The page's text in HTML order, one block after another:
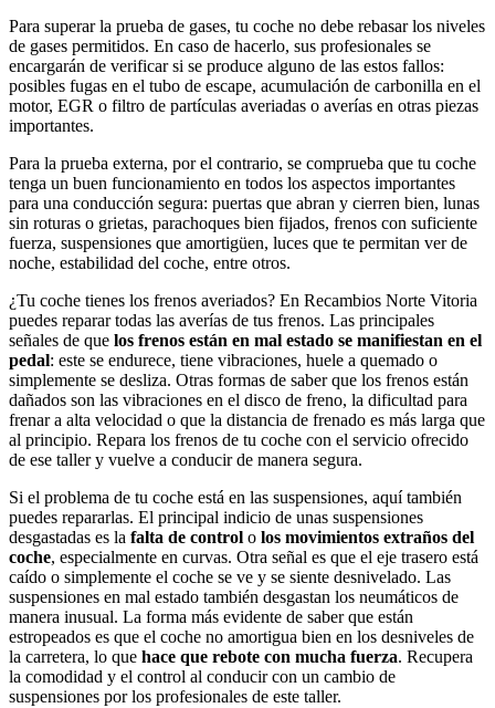
Para superar la prueba de gases, tu coche no debe rebasar los niveles
de gases permitidos. En caso de hacerlo, sus profesionales se
encargarán de verificar si se produce alguno de las estos fallos:
posibles fugas en el tubo de escape, acumulación de carbonilla en el
motor, EGR o filtro de partículas averiadas o averías en otras piezas
importantes.
Para la prueba externa, por el contrario, se comprueba que tu coche
tenga un buen funcionamiento en todos los aspectos importantes
para una conducción segura: puertas que abran y cierren bien, lunas
sin roturas o grietas, parachoques bien fijados, frenos con suficiente
fuerza, suspensiones que amortigüen, luces que te permitan ver de
noche, estabilidad del coche, entre otros.
¿Tu coche tienes los frenos averiados? En Recambios Norte Vitoria
puedes reparar todas las averías de tus frenos. Las principales
señales de que los frenos están en mal estado se manifiestan en el
pedal: este se endurece, tiene vibraciones, huele a quemado o
simplemente se desliza. Otras formas de saber que los frenos están
dañados son las vibraciones en el disco de freno, la dificultad para
frenar a alta velocidad o que la distancia de frenado es más larga que
al principio. Repara los frenos de tu coche con el servicio ofrecido
de ese taller y vuelve a conducir de manera segura.
Si el problema de tu coche está en las suspensiones, aquí también
puedes repararlas. El principal indicio de unas suspensiones
desgastadas es la falta de control o los movimientos extraños del
coche, especialmente en curvas. Otra señal es que el eje trasero está
caído o simplemente el coche se ve y se siente desnivelado. Las
suspensiones en mal estado también desgastan los neumáticos de
manera inusual. La forma más evidente de saber que están
estropeados es que el coche no amortigua bien en los desniveles de
la carretera, lo que hace que rebote con mucha fuerza. Recupera
la comodidad y el control al conducir con un cambio de
suspensiones por los profesionales de este taller.